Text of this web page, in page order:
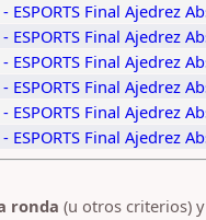
Final Ajedrez
Final Ajedrez
Final Ajedrez
Final Ajedrez
Final Ajedrez
Final Ajedrez
ronda (u otros criterios)